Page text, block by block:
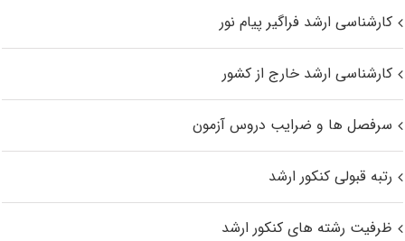
کارشناسی ارشد فراگیر پیام نور
کارشناسی ارشد خارج از کشور
سرفصل ها و ضرایب دروس آزمون
رتبه قبولی کنکور ارشد
ظرفیت رشته های کنکور ارشد